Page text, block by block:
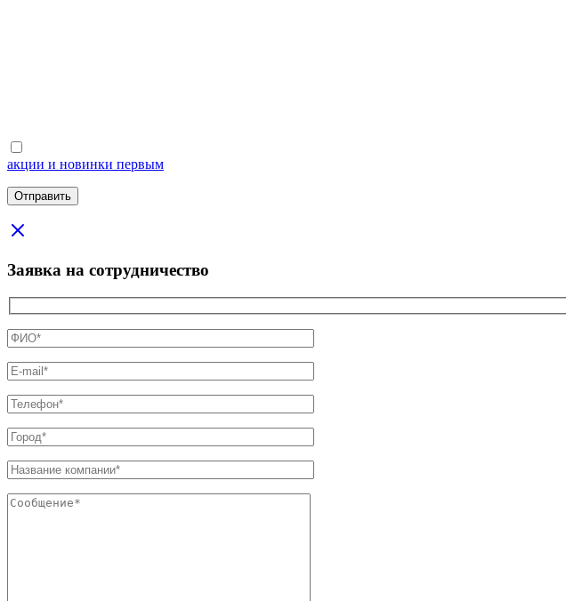
акции и новинки первым
Заявка на сотрудничество